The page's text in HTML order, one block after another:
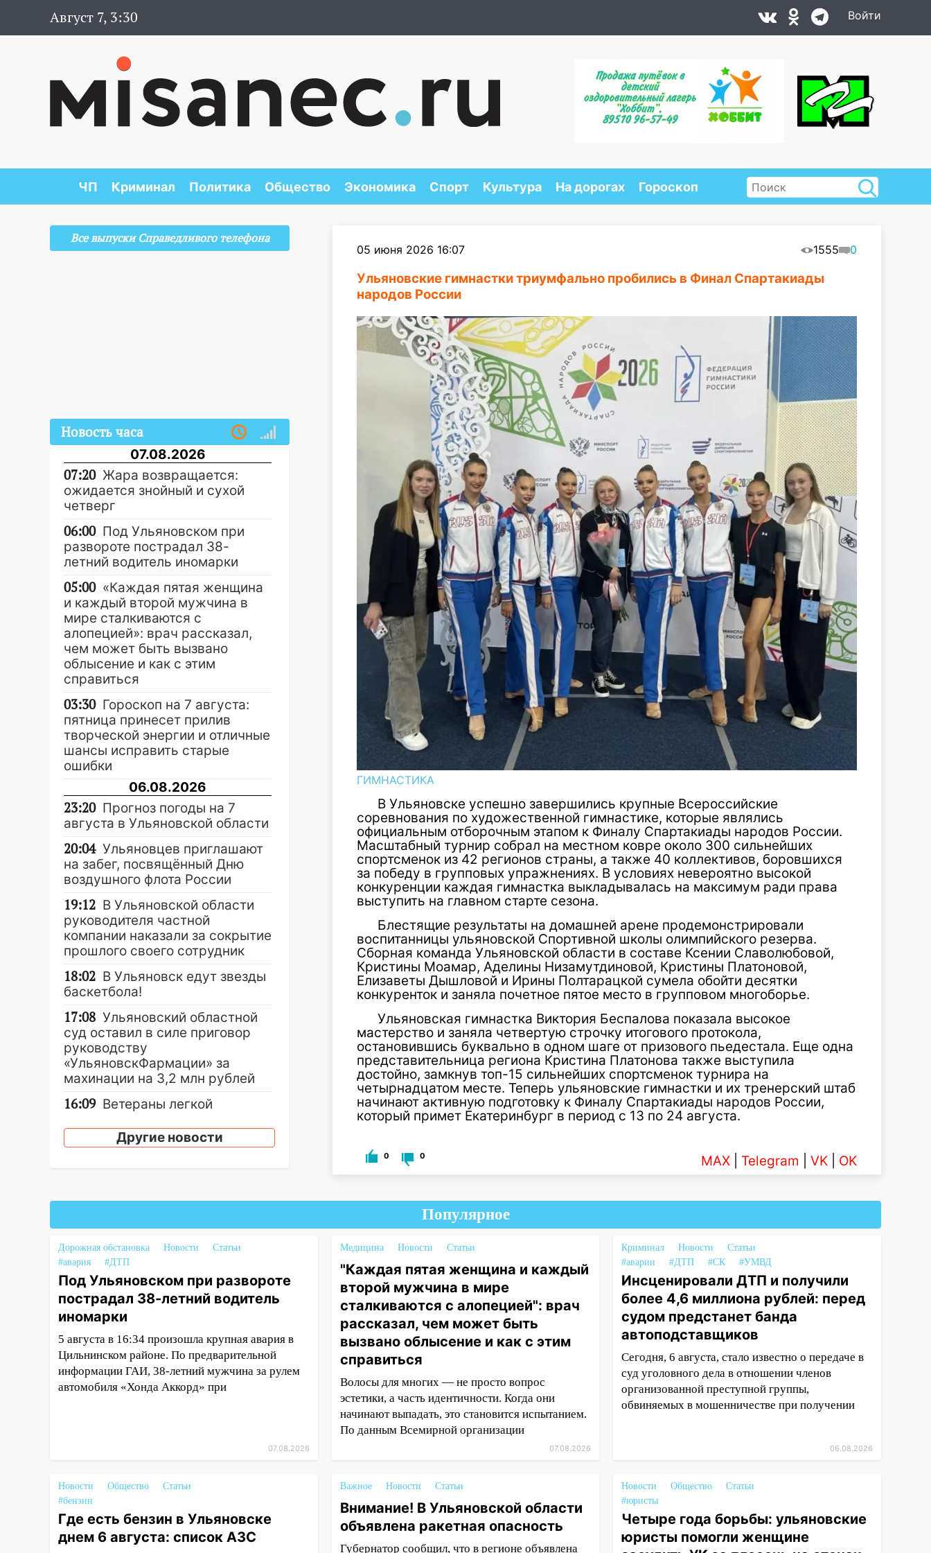
Август 7, 3:30 Войти
ЧП Криминал Политика Общество Экономика Спорт Культура На дорогах Гороскоп
05 июня 2026 16:07 1555 0
Ульяновские гимнастки триумфально пробились в Финал Спартакиады
народов России
ГИМНАСТИКА
В Ульяновске успешно завершились крупные Всероссийские
соревнования по художественной гимнастике, которые являлись
официальным отборочным этапом к Финалу Спартакиады народов России.
Масштабный турнир собрал на местном ковре около 300 сильнейших
спортсменок из 42 регионов страны, а также 40 коллективов, боровшихся
за победу в групповых упражнениях. В условиях невероятно высокой
конкуренции каждая гимнастка выкладывалась на максимум ради права
выступить на главном старте сезона.
Блестящие результаты на домашней арене продемонстрировали
воспитанницы ульяновской Спортивной школы олимпийского резерва.
Сборная команда Ульяновской области в составе Ксении Славолюбовой,
Кристины Моамар, Аделины Низамутдиновой, Кристины Платоновой,
Елизаветы Дышловой и Ирины Полтарацкой сумела обойти десятки
конкуренток и заняла почетное пятое место в групповом многоборье.
Ульяновская гимнастка Виктория Беспалова показала высокое
мастерство и заняла четвертую строчку итогового протокола,
остановившись буквально в одном шаге от призового пьедестала. Еще одна
представительница региона Кристина Платонова также выступила
достойно, замкнув топ-15 сильнейших спортсменок турнира на
четырнадцатом месте. Теперь ульяновские гимнастки и их тренерский штаб
начинают активную подготовку к Финалу Спартакиады народов России,
который примет Екатеринбург в период с 13 по 24 августа.
0 0 MAX Telegram VK OK
Все выпуски Справедливого телефона
Новость часа
07.08.2026
07:20 Жара возвращается:
ожидается знойный и сухой
четверг
06:00 Под Ульяновском при
развороте пострадал 38-
летний водитель иномарки
05:00 «Каждая пятая женщина
и каждый второй мужчина в
мире сталкиваются с
алопецией»: врач рассказал,
чем может быть вызвано
облысение и как с этим
справиться
03:30 Гороскоп на 7 августа:
пятница принесет прилив
творческой энергии и отличные
шансы исправить старые
ошибки
06.08.2026
23:20 Прогноз погоды на 7
августа в Ульяновской области
20:04 Ульяновцев приглашают
на забег, посвящённый Дню
воздушного флота России
19:12 В Ульяновской области
руководителя частной
компании наказали за сокрытие
прошлого своего сотрудник
18:02 В Ульяновск едут звезды
баскетбола!
17:08 Ульяновский областной
суд оставил в силе приговор
руководству
«УльяновскФармации» за
махинации на 3,2 млн рублей
16:09 Ветераны легкой
успешно выступили на
Чемпионате России
зерновых и зернобобовых
15:51 Бросила кирпич в жену
брата: в Ульяновской области
завели дело на агрессивную
женщину
15:47 На улице Радищева
сбили курьера: крупная авария
в Ульяновске
15:15 Проводил до квартиры и
ограбил: новый кавалер
14:23
67% ульяновцев готовы
передумать увольняться, если
им повысят зарплату
14:01 Инсценировали ДТП и
Другие новости
Популярное
Дорожная обстановка Новости
Статьи
#авария
#ДТП
Под Ульяновском при развороте
пострадал 38-летний водитель
иномарки
5 августа в 16:34 произошла крупная авария в
Цильнинском районе. По предварительной
информации ГАИ, 38-летний мужчина за рулем
автомобиля «Хонда Аккорд» при
07.08.2026
Медицина Новости Статьи
"Каждая пятая женщина и каждый
второй мужчина в мире
сталкиваются с алопецией": врач
рассказал, чем может быть
вызвано облысение и как с этим
справиться
Волосы для многих — не просто вопрос
эстетики, а часть идентичности. Когда они
начинают выпадать, это становится испытанием.
По данным Всемирной организации
07.08.2026
Криминал Новости
Статьи
#аварии
#ДТП #СК #УМВД
Инсценировали ДТП и получили
более 4,6 миллиона рублей: перед
судом предстанет банда
автоподставщиков
Сегодня, 6 августа, стало известно о передаче в
суд уголовного дела в отношении членов
организованной преступной группы,
обвиняемых в мошенничестве при получении
06.08.2026
Новости Общество
Статьи
#бензин
Где есть бензин в Ульяновске
днем 6 августа: список АЗС
Важное Новости Статьи
Внимание! В Ульяновской области
объявлена ракетная опасность
Губернатор сообщил, что в регионе объявлена
Новости Общество
Статьи
#юристы
Четыре года борьбы: ульяновские
юристы помогли женщине